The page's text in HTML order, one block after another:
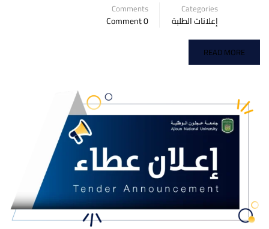
Categories
إعلانات الطلبة
Comments
0 Comment
READ MORE